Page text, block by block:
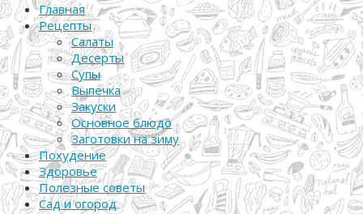
Главная
Рецепты
Салаты
Десерты
Супы
Выпечка
Закуски
Основное блюдо
Заготовки на зиму
Похудение
Здоровье
Полезные советы
Сад и огород